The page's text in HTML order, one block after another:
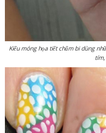
Kiểu móng họa tiết chấm bi dùng